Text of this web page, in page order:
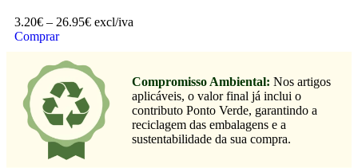
3.20€ – 26.95€ excl/iva
Comprar
Compromisso Ambiental: Nos artigos
aplicáveis, o valor final já inclui o
contributo Ponto Verde, garantindo a
reciclagem das embalagens e a
sustentabilidade da sua compra.